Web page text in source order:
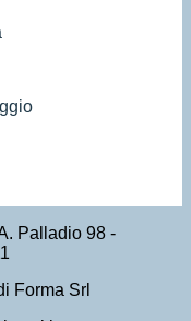
Palladio 98 -
Forma Srl